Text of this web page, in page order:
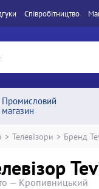
Співробітництво
Промисловий
магазин
> Телевізори > Бренд
— Кропивницький